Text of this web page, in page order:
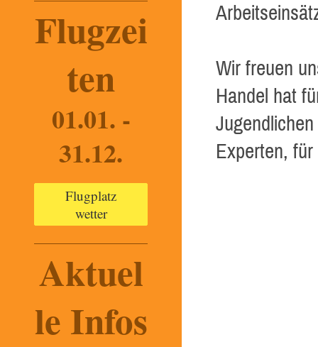
Wir freuen
Handel hat
Experten,
Flugzei
ten
01.01. -
31.12.
Flugplatz
wetter
Aktuel
le Infos